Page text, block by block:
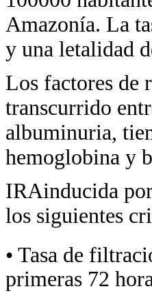
Amazonía. La
y una letalidad
Los factores de
transcurrido
albuminuria,
hemoglobina y
IRAinducida
los siguientes
• Tasa de
primeras 72